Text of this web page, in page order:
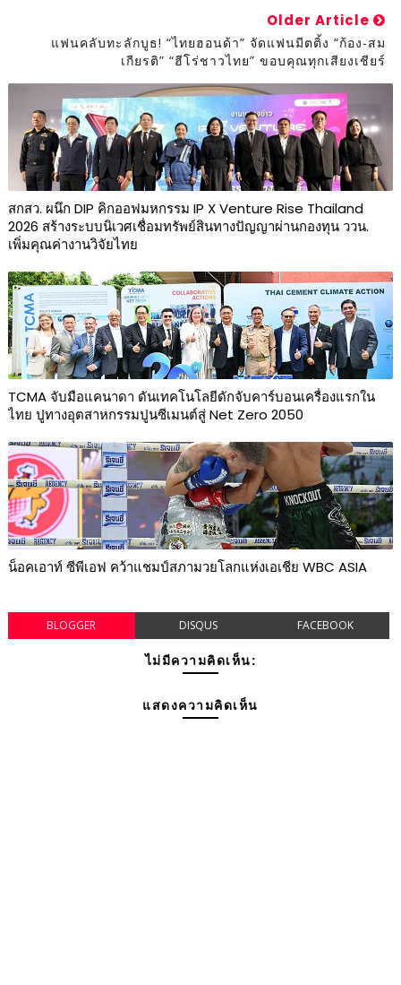
Older Article
แฟนคลับทะลักบูธ! “ไทยฮอนด้า” จัดแฟนมีตติ้ง “ก้อง-สม
เกียรติ” “ฮีโร่ชาวไทย” ขอบคุณทุกเสียงเชียร์
สกสว. ผนึก DIP คิกออฟมหกรรม IP X Venture Rise Thailand
2026 สร้างระบบนิเวศเชื่อมทรัพย์สินทางปัญญาผ่านกองทุน ววน.
เพิ่มคุณค่างานวิจัยไทย
TCMA จับมือแคนาดา ดันเทคโนโลยีดักจับคาร์บอนเครื่องแรกใน
ไทย ปูทางอุตสาหกรรมปูนซีเมนต์สู่ Net Zero 2050
น็อคเอาท์ ซีพีเอฟ คว้าแชมป์สภามวยโลกแห่งเอเชีย WBC ASIA
BLOGGER DISQUS FACEBOOK
ไม่มีความคิดเห็น:
แสดงความคิดเห็น